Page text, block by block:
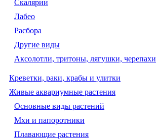
Скалярии
Лабео
Расбора
Другие виды
Аксолотли, тритоны, лягушки, черепахи
Креветки, раки, крабы и улитки
Живые аквариумные растения
Основные виды растений
Мхи и папоротники
Плавающие растения